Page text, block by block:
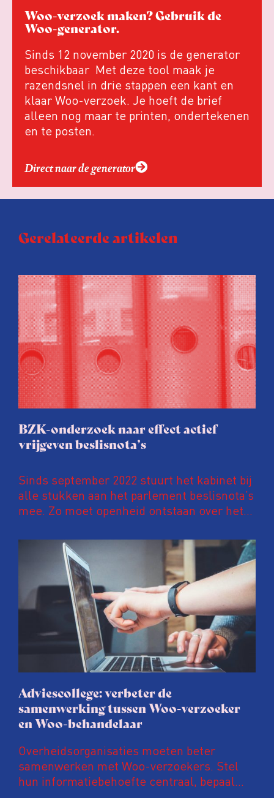
Woo-verzoek maken? Gebruik de
Woo-generator.
Sinds 12 november 2020 is de generator
beschikbaar Met deze tool maak je
razendsnel in drie stappen een kant en
klaar Woo-verzoek. Je hoeft de brief
alleen nog maar te printen, ondertekenen
en te posten.
Direct naar de generator
Gerelateerde artikelen
BZK-onderzoek naar effect actief
vrijgeven beslisnota’s
Sinds september 2022 stuurt het kabinet bij
alle stukken aan het parlement beslisnota’s
mee. Zo moet openheid ontstaan over het
maatregel had het kabinet begin 2021
toegezegd na het rapport ‘Ongekend
Onrecht’ over het toeslagenschandaal.
Adviescollege: verbeter de
samenwerking tussen Woo-verzoeker
en Woo-behandelaar
Overheidsorganisaties moeten beter
samenwerken met Woo-verzoekers. Stel
hun informatiebehoefte centraal, bepaal